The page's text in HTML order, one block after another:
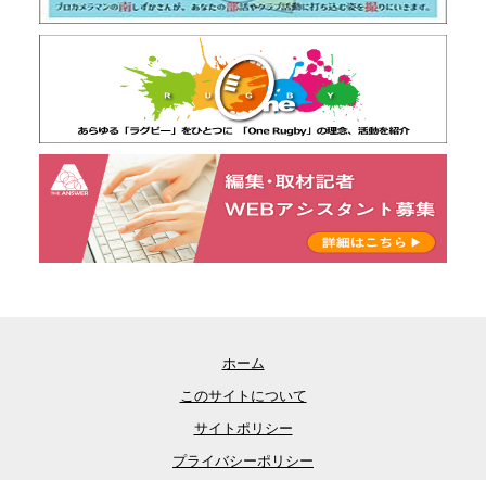
ホーム
このサイトについて
サイトポリシー
プライバシーポリシー